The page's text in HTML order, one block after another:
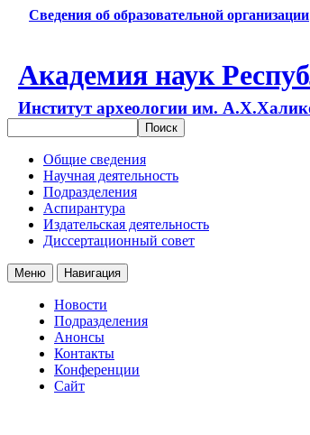
Сведения об образовательной организации
Академия наук
Институт археологии им.
Общие сведения
Научная деятельность
Подразделения
Аспирантура
Издательская деятельность
Диссертационный совет
Меню Навигация
Новости
Подразделения
Анонсы
Контакты
Конференции
Сайт